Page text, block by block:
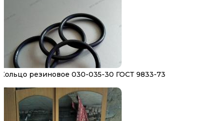
Кольцо резиновое 030-035-30 ГОСТ 9833-73